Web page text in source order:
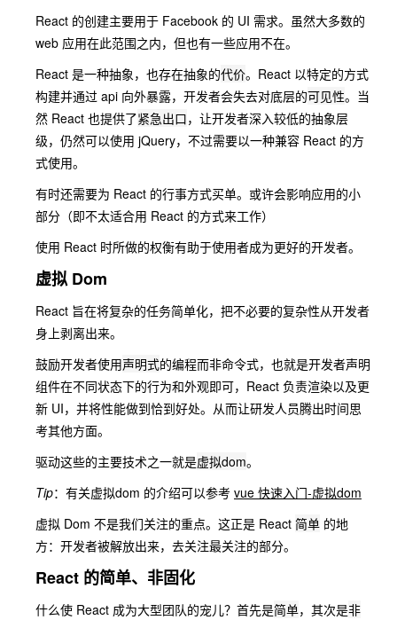
React 的创建主要用于 Facebook 的 UI 需求。虽然大多数的
web 应用在此范围之内，但也有一些应用不在。
React 是一种抽象，也存在抽象的代价。React 以特定的方式
构建并通过 api 向外暴露，开发者会失去对底层的可见性。当
然 React 也提供了紧急出口，让开发者深入较低的抽象层
级，仍然可以使用 jQuery，不过需要以一种兼容 React 的方
式使用。
有时还需要为 React 的行事方式买单。或许会影响应用的小
部分（即不太适合用 React 的方式来工作）
使用 React 时所做的权衡有助于使用者成为更好的开发者。
虚拟 Dom
React 旨在将复杂的任务简单化，把不必要的复杂性从开发者
身上剥离出来。
鼓励开发者使用声明式的编程而非命令式，也就是开发者声明
组件在不同状态下的行为和外观即可，React 负责渲染以及更
新 UI，并将性能做到恰到好处。从而让研发人员腾出时间思
考其他方面。
驱动这些的主要技术之一就是虚拟dom。
Tip：有关虚拟dom 的介绍可以参考 vue 快速入门-虚拟dom
虚拟 Dom 不是我们关注的重点。这正是 React 简单 的地
方：开发者被解放出来，去关注最关注的部分。
React 的简单、非固化
什么使 React 成为大型团队的宠儿？首先是简单，其次是非